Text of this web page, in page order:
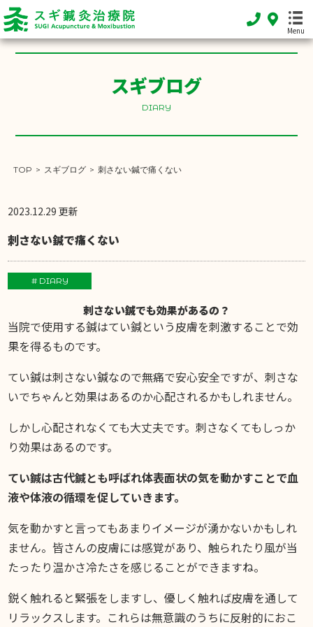
Menu
ホーム
HOME
MENU
INFORMATION
スギブログ
DIARY
スギブログ
DIARY
TOP > スギブログ > 刺さない鍼で痛くない
2023.12.29 更新
刺さない鍼で痛くない
# DIARY
刺さない鍼でも効果があるの？
当院で使用する鍼はてい鍼という皮膚を刺激することで効
果を得るものです。
てい鍼は刺さない鍼なので無痛で安心安全ですが、刺さな
いでちゃんと効果はあるのか心配されるかもしれません。
しかし心配されなくても大丈夫です。刺さなくてもしっか
り効果はあるのです。
てい鍼は古代鍼とも呼ばれ体表面状の気を動かすことで血
液や体液の循環を促していきます。
気を動かすと言ってもあまりイメージが湧かないかもしれ
ません。皆さんの皮膚には感覚があり、触られたり風が当
たったり温かさ冷たさを感じることができますね。
鋭く触れると緊張をしますし、優しく触れば皮膚を通して
リラックスします。これらは無意識のうちに反射的におこ